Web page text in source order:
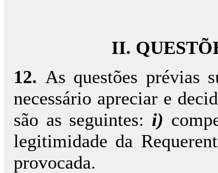
II.
12. As questões prévias
necessário apreciar e
são as seguintes: i)
legitimidade da
provocada.